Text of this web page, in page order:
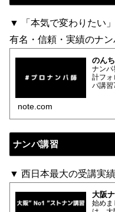
▼ 「本気で変わりたい
有名・信頼・実績のナン
のん
ナン
計フ
パ講
note.com
ナンパ講習
▼ 西日本最大の受講実
大阪
始めま